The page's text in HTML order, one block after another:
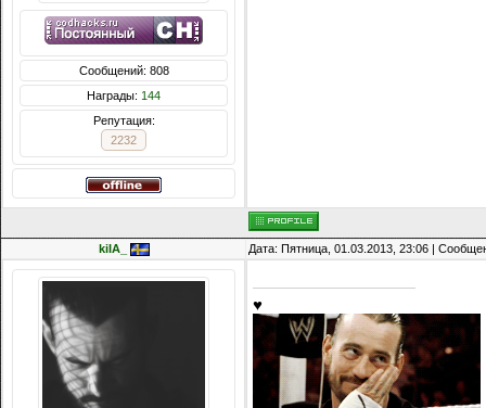
Сообщений: 808
Награды: 144
Репутация:
2232
kiIA_ Дата: Пятница, 01.03.2013, 23:06 |
♥